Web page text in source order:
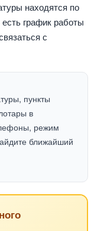
находятся по
график работы
с
пункты
в
режим
ближайший